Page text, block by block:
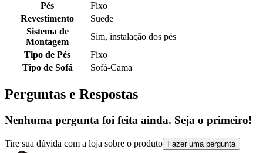
Pés
Fixo
Revestimento
Suede
Sistema de
Montagem
Sim, instalação dos pés
Tipo de Pés
Fixo
Tipo de Sofá
Sofá-Cama
Perguntas e Respostas
Nenhuma pergunta foi feita ainda. Seja o primeiro!
Tire sua dúvida com a loja sobre o produto Fazer uma pergunta